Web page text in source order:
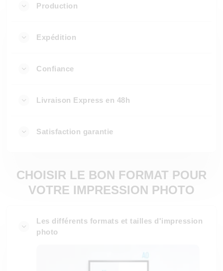
Production
Expédition
Confiance
Livraison Express en 48h
Satisfaction garantie
CHOISIR LE BON FORMAT POUR
VOTRE IMPRESSION PHOTO
Les différents formats et tailles d'impression
photo